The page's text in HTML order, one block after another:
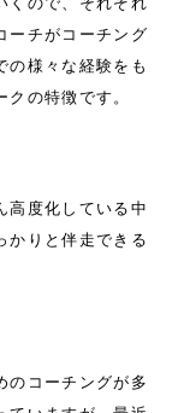
ーチがコーチング
の様々な経験をも
の特徴です。
高度化している中
かりと伴走できる
のコーチングが多